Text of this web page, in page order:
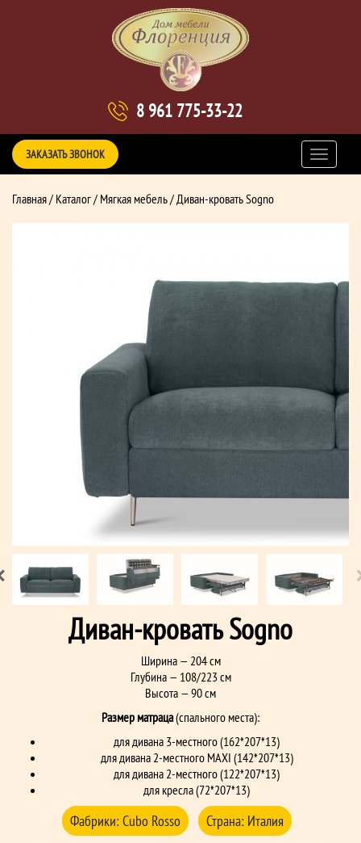
8 961 775-33-22
ЗАКАЗАТЬ ЗВОНОК
Главная/ Каталог/ Мягкая мебель/ Диван-кровать Sogno
Диван-кровать Sogno
Ширина — 204 см
Глубина — 108/223 см
Высота — 90 см
Размер матраца(спального места):
для дивана 3-местного (162*207*13)
для дивана 2-местного MAXI (142*207*13)
для дивана 2-местного (122*207*13)
для кресла (72*207*13)
Фабрики: Cubo Rosso Страна: Италия